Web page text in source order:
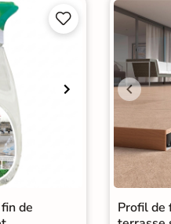


de
Profil de